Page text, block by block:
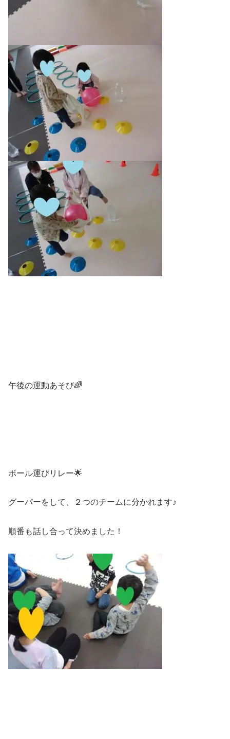
午後の運動あそび🌈
ボール運びリレー🌟
グーパーをして、２つのチームに分かれます♪
順番も話し合って決めました！